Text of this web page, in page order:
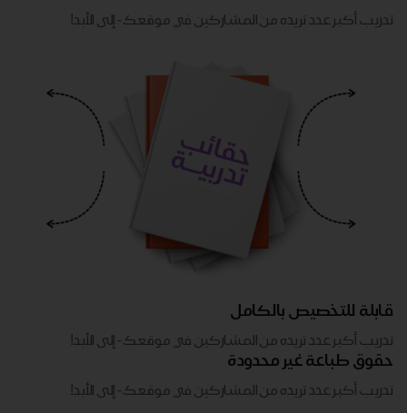
تدريب أكبر عدد تريده من المشاركين في موقعك - ​​إلى الأبد!
قابلة للتخصيص بالكامل
تدريب أكبر عدد تريده من المشاركين في موقعك - ​​إلى الأبد!
حقوق طباعة غير محدودة
تدريب أكبر عدد تريده من المشاركين في موقعك - ​​إلى الأبد!